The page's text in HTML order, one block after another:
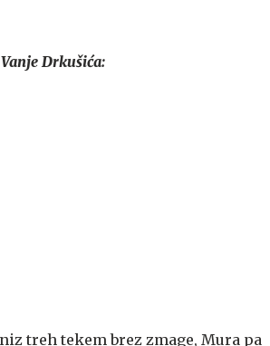
Drkušića:
treh tekem brez zmage, Mura pa